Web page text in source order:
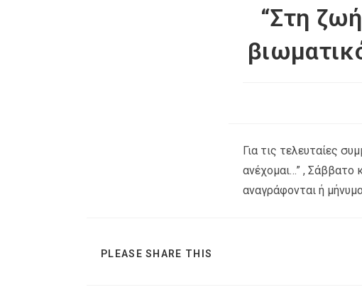
“Στη
Για τις τελευταίες
ανέχομαι…” , Σάββατο
αναγράφονται ή
PLEASE SHARE THIS